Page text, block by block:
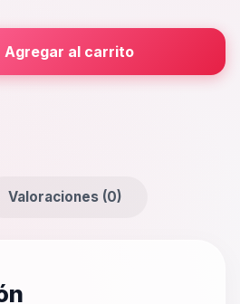
Agregar al carrito
Valoraciones (0)